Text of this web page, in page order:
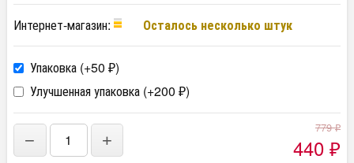
Интернет-магазин:
Осталось несколько штук
Упаковка (+50 ₽)
Улучшенная упаковка (+200 ₽)
− +
779₽
440 ₽